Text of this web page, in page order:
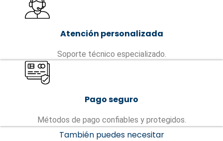
Atención personalizada
Soporte técnico especializado.
Pago seguro
Métodos de pago confiables y protegidos.
También puedes necesitar